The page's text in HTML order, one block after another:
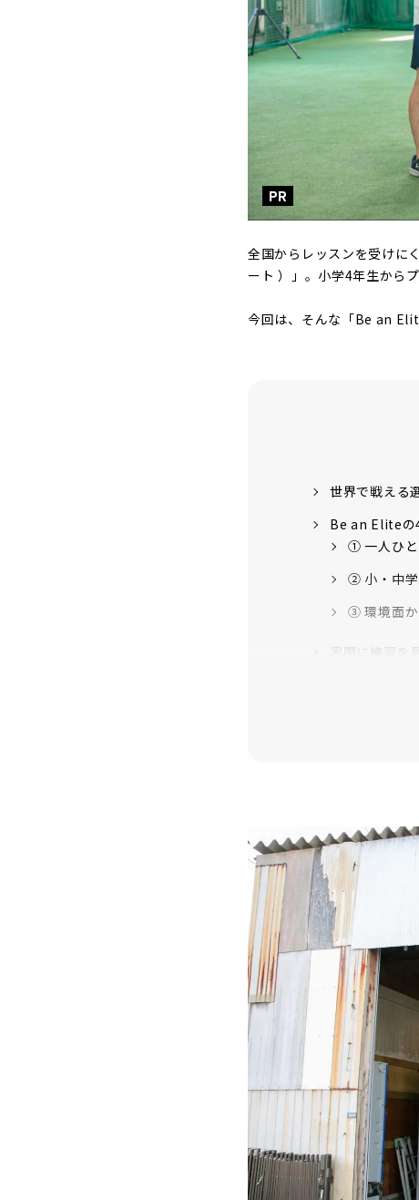
PR
全国からレッスンを受けに
ート ）」。小学4年生から
今回は、そんな「Be an
世界で戦える
Be an Eliteの
① 一人ひと
② 小・中学
③ 環境面か
実際に練習を